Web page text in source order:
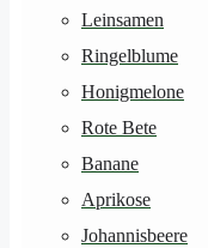
Leinsamen
Ringelblume
Honigmelone
Rote Bete
Banane
Aprikose
Johannisbeere